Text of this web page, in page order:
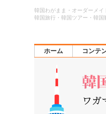
韓国わがまま・オーダーメイ
韓国旅行・韓国ツアー・韓国
ホーム コンテ